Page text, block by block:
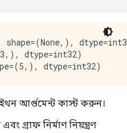
dtype=int32)
আর্গুমেন্ট কাস্ট করুন।
গ্রাফ নির্মাণ নিয়ন্ত্রণ